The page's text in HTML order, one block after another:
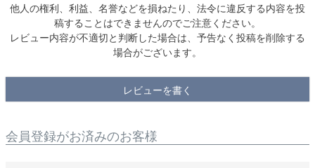
他人の権利、利益、名誉などを損ねたり、法令に違反する内容を投
稿することはできませんのでご注意ください。
レビュー内容が不適切と判断した場合は、予告なく投稿を削除する
場合がございます。
レビューを書く
会員登録がお済みのお客様